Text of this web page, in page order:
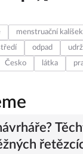
menstruační kalíšek
odpad
Česko látka